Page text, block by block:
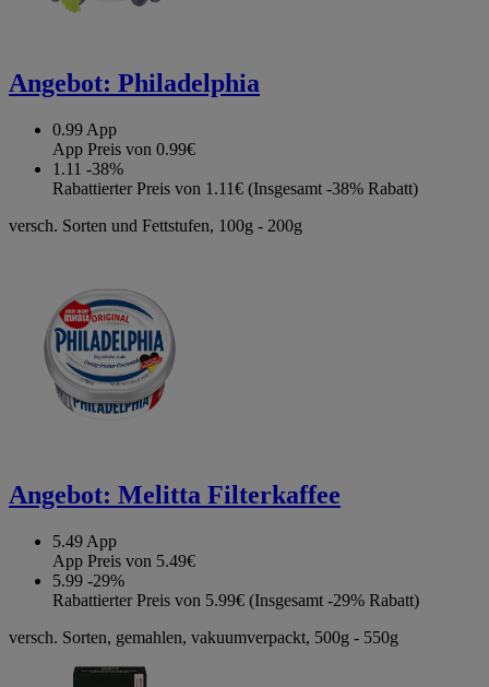
Angebot: Philadelphia
0.99 App
App Preis von 0.99€
1.11 -38%
Rabattierter Preis von 1.11€ (Insgesamt -38% Rabatt)
versch. Sorten und Fettstufen, 100g - 200g
Angebot: Melitta Filterkaffee
5.49 App
App Preis von 5.49€
5.99 -29%
Rabattierter Preis von 5.99€ (Insgesamt -29% Rabatt)
versch. Sorten, gemahlen, vakuumverpackt, 500g - 550g